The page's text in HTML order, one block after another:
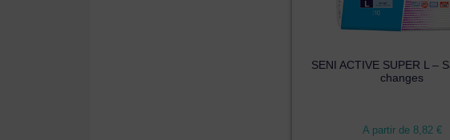
SENI ACTIVE SUPER L –
changes
A partir de 8,82 €